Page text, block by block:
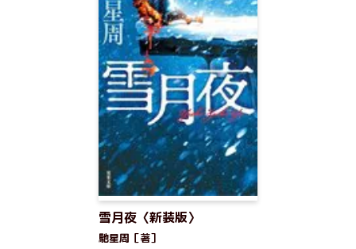
雪月夜〈新装版〉
馳星周［著］